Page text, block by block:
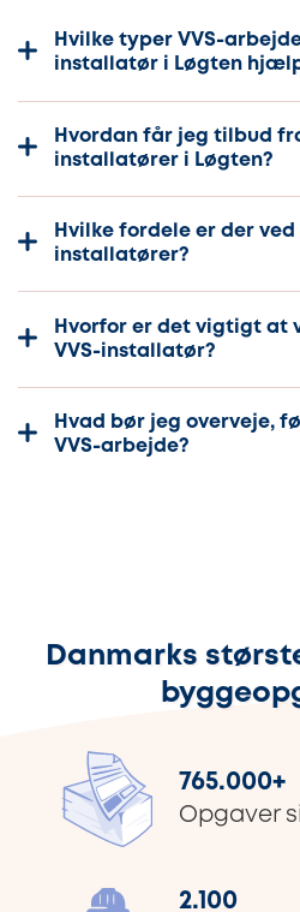
Hvilke typer VVS-
installatør i Løgten
Hvordan får jeg tilbud
installatører i Løgten?
Hvilke fordele er der
installatører?
Hvorfor er det vigtigt at
VVS-installatør?
Hvad bør jeg overveje,
VVS-arbejde?
Danmarks
765.000+
Opgaver
2.100